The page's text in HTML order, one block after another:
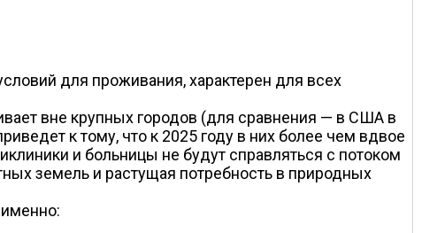
для проживания, характерен для всех
вне крупных городов (для сравнения — в США в
к тому, что к 2025 году в них более чем вдвое
и больницы не будут справляться с потоком
земель и растущая потребность в природных